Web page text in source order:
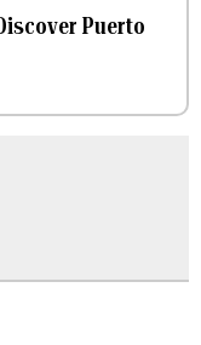
Puerto